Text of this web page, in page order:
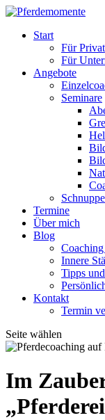
Start
Für
Für
Angebote
Seminare
Termine
Über mich
Blog
Innere
Tipps
Kontakt
Termin
Seite wählen
Im